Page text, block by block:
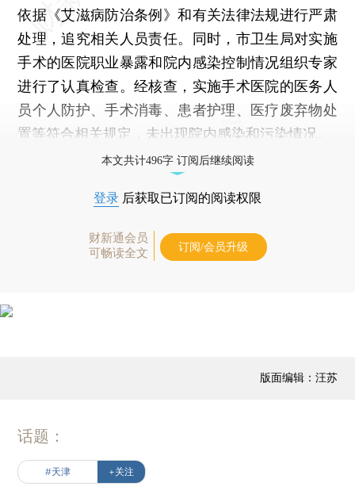
依据《艾滋病防治条例》和有关法律法规进行严肃
处理，追究相关人员责任。同时，市卫生局对实施
手术的医院职业暴露和院内感染控制情况组织专家
进行了认真检查。经核查，实施手术医院的医务人
员个人防护、手术消毒、患者护理、医疗废弃物处
置等符合相关规定，未出现院内感染和污染情况。
本文共计496字 订阅后继续阅读
登录 后获取已订阅的阅读权限
财新通会员
可畅读全文
订阅/会员升级
版面编辑：汪苏
话题：
#天津 +关注